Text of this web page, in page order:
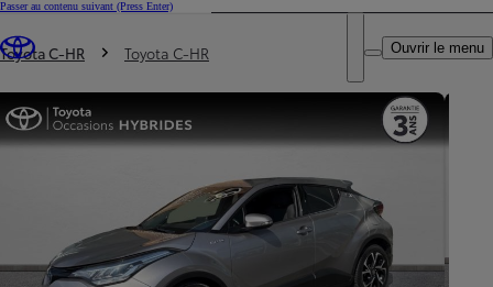
Passer au contenu suivant (Press Enter)
Trouvez un partenaire Toyota
DEALER NAME
Ouvrir le menu
Vous êtes ici
Toyota C-HR Toyota C-HR